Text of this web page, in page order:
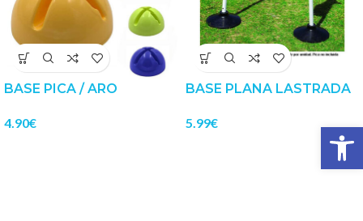
BASE PICA / ARO
4.90€
BASE PLANA LASTRADA
5.99€ Abrir